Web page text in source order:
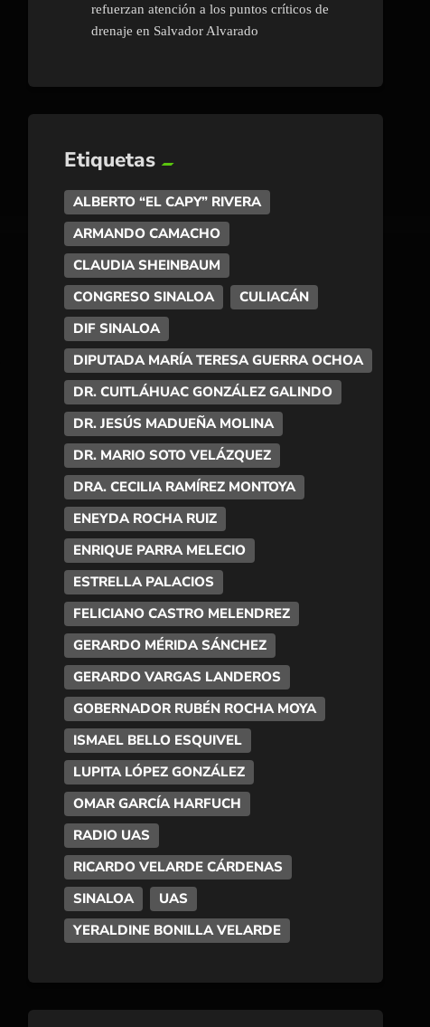
refuerzan atención a los puntos críticos de
drenaje en Salvador Alvarado
Etiquetas
ALBERTO “EL CAPY” RIVERA
ARMANDO CAMACHO
CLAUDIA SHEINBAUM
CONGRESO SINALOA
CULIACÁN
DIF SINALOA
DIPUTADA MARÍA TERESA GUERRA OCHOA
DR. CUITLÁHUAC GONZÁLEZ GALINDO
DR. JESÚS MADUEÑA MOLINA
DR. MARIO SOTO VELÁZQUEZ
DRA. CECILIA RAMÍREZ MONTOYA
ENEYDA ROCHA RUIZ
ENRIQUE PARRA MELECIO
ESTRELLA PALACIOS
FELICIANO CASTRO MELENDREZ
GERARDO MÉRIDA SÁNCHEZ
GERARDO VARGAS LANDEROS
GOBERNADOR RUBÉN ROCHA MOYA
ISMAEL BELLO ESQUIVEL
LUPITA LÓPEZ GONZÁLEZ
OMAR GARCÍA HARFUCH
RADIO UAS
RICARDO VELARDE CÁRDENAS
SINALOA
UAS
YERALDINE BONILLA VELARDE